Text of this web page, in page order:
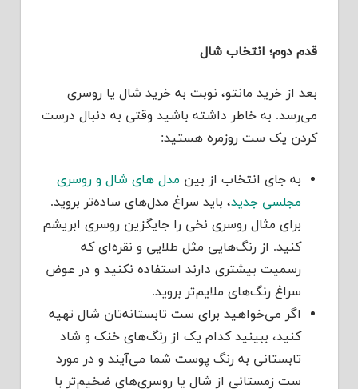
قدم دوم؛ انتخاب شال
بعد از خرید مانتو، نوبت به خرید شال یا روسری
می‌رسد. به خاطر داشته باشید وقتی به دنبال درست
کردن یک ست روزمره هستید:
به جای انتخاب از بین مدل های شال و روسری
مجلسی جدید، باید سراغ مدل‌های ساده‌تر بروید.
برای مثال روسری نخی را جایگزین روسری ابریشم
کنید. از رنگ‌هایی مثل طلایی و نقره‌ای که
رسمیت بیشتری دارند استفاده نکنید و در عوض
سراغ رنگ‌های ملایم‌تر بروید.
اگر می‌خواهید برای ست تابستانه‌تان شال تهیه
کنید، ببینید کدام یک از رنگ‌های خنک و شاد
تابستانی به رنگ پوست شما می‌آیند و در مورد
ست زمستانی از شال یا روسری‌های ضخیم‌تر با